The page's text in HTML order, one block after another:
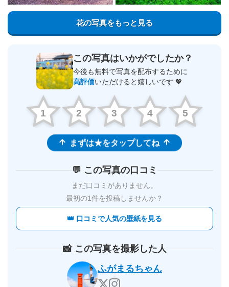
花の写真をもっと見る
この写真はいかがでしたか？
今後も無料で写真を配布するために
高評価いただけると嬉しいです 💖
1 2 3 4 5
まずは★をタップしてね
💬 この写真の口コミ
まだ口コミがありません。
最初の1件を投稿しませんか？
👑 口コミで人気の壁紙を見る
📸 この写真を撮影した人
ふがまるちゃん